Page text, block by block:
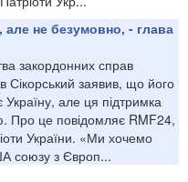
але не безумовно, - глава
закордонних справ
Сікорський заявив, що його
Україну, але ця підтримка
Про це повідомляє RMF24,
України. «Ми хочемо
союзу з Європ...